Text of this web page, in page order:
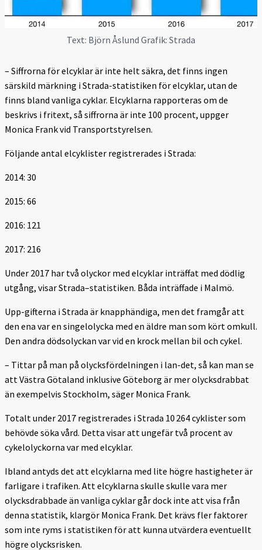
Text: Björn Åslund Grafik: Strada
– Siffrorna för elcyklar är inte helt säkra, det finns ingen
särskild märkning i Strada-statistiken för elcyklar, utan de
finns bland vanliga cyklar. Elcyklarna rapporteras om de
beskrivs i fritext, så siffrorna är inte 100 procent, uppger
Monica Frank vid Transportstyrelsen.
Följande antal elcyklister registrerades i Strada:
2014: 30
2015: 66
2016: 121
2017: 216
Under 2017 har två olyckor med elcyklar inträffat med dödlig
utgång, visar Strada–statistiken. Båda inträffade i Malmö.
Upp-gifterna i Strada är knapphändiga, men det framgår att
den ena var en singelolycka med en äldre man som kört omkull.
Den andra dödsolyckan var vid en krock mellan bil och cykel.
– Tittar på man på olycksfördelningen i lan-det, så kan man se
att Västra Götaland inklusive Göteborg är mer olycksdrabbat
än exempelvis Stockholm, säger Monica Frank.
Totalt under 2017 registrerades i Strada 10 264 cyklister som
behövde söka vård. Detta visar att ungefär två procent av
cykelolyckorna var med elcyklar.
Ibland antyds det att elcyklarna med lite högre hastigheter är
farligare i trafiken. Att elcyklarna skulle skulle vara mer
olycksdrabbade än vanliga cyklar går dock inte att visa från
denna statistik, klargör Monica Frank. Det krävs fler faktorer
som inte ryms i statistiken för att kunna utvärdera eventuellt
högre olycksrisken.